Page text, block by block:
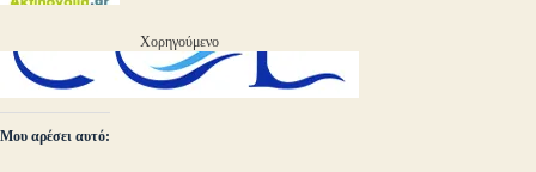
Χορηγούμενο
Μου αρέσει αυτό: